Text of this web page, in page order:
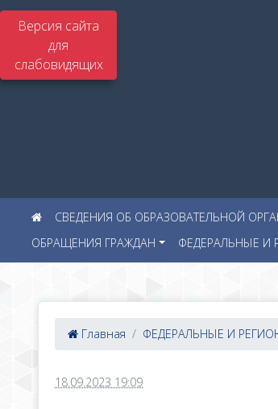
Версия сайта
для
слабовидящих
СВЕДЕНИЯ ОБ ОБРАЗОВАТЕЛЬНОЙ
ОБРАЩЕНИЯ ГРАЖДАН
ФЕДЕРАЛЬНЫЕ И
Главная ФЕДЕРАЛЬНЫЕ И
18.09.2023 19:09